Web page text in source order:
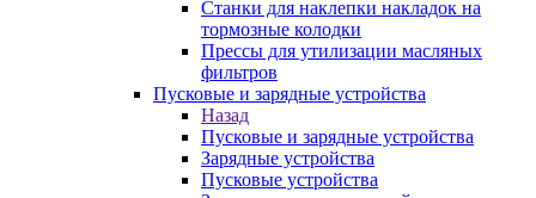
Станки для наклепки накладок на
тормозные колодки
Прессы для утилизации масляных
фильтров
Пусковые и зарядные устройства
Назад
Пусковые и зарядные устройства
Зарядные устройства
Пусковые устройства